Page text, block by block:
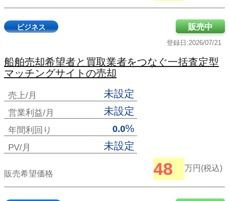
ビジネス
登録日:2026/07/21
販売中
船舶売却希望者と買取業者をつなぐ一括査定型
マッチングサイトの売却
売上/月 未設定
営業利益/月 未設定
年間利回り 0.0%
PV/月 未設定
販売希望価格 48 万円(税込)